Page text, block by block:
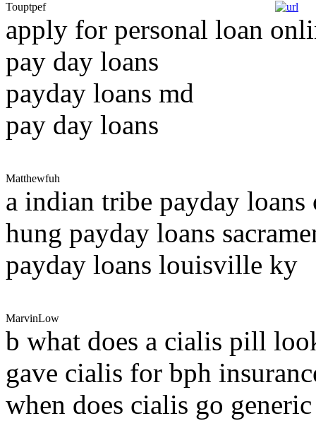
Touptpef
apply for personal loan
pay day loans
payday loans md
pay day loans
Matthewfuh
a indian tribe payday loans
hung payday loans
payday loans louisville ky
MarvinLow
b what does a cialis pill
gave cialis for bph
when does cialis go generic